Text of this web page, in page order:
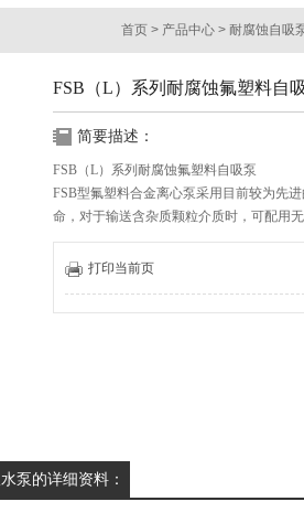
首页 > 产品中心 > 耐腐蚀自吸
FSB（L）系列耐腐蚀氟塑料自
简要描述：
FSB（L）系列耐腐蚀氟塑料自吸泵
FSB型氟塑料合金离心泵采用目前较为先
命，对于输送含杂质颗粒介质时，可配用
更新时间：2025-10-13
打印当前页
泵的详细资料：